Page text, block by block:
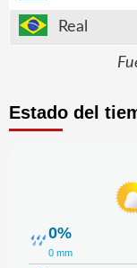
Real
Estado del
0%
0 mm